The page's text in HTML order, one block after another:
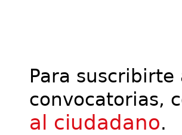
Para
convocatorias,
al ciudadano.